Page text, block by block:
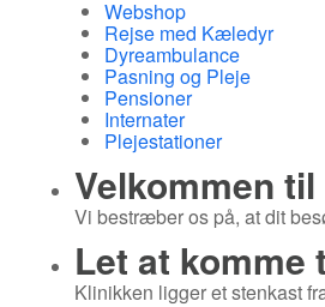
Webshop
Rejse med Kæledyr
Dyreambulance
Pasning og Pleje
Pensioner
Internater
Plejestationer
Velkommen til
Vi bestræber os på, at dit
Let at komme
Klinikken ligger et stenkast